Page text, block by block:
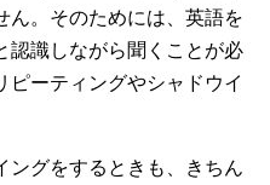
ん。そのためには、英語を
認識しながら聞くことが必
ピーティングやシャドウイ
グをするときも、きちん